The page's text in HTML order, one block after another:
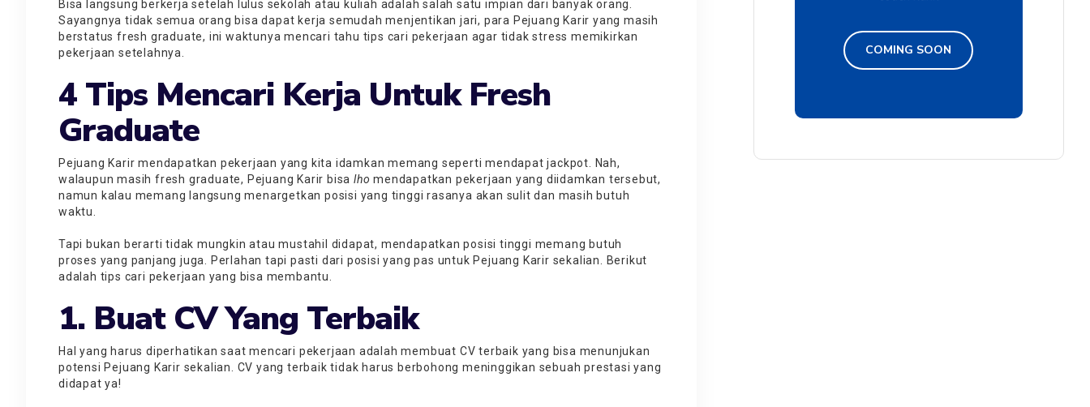
Bisa langsung berkerja setelah lulus sekolah atau kuliah adalah salah satu impian dari banyak orang.
Sayangnya tidak semua orang bisa dapat kerja semudah menjentikan jari, para Pejuang Karir yang masih
berstatus fresh graduate, ini waktunya mencari tahu tips cari pekerjaan agar tidak stress memikirkan
pekerjaan setelahnya.
4 Tips Mencari Kerja Untuk Fresh
Graduate
Pejuang Karir mendapatkan pekerjaan yang kita idamkan memang seperti mendapat jackpot. Nah,
walaupun masih fresh graduate, Pejuang Karir bisa lho mendapatkan pekerjaan yang diidamkan tersebut,
namun kalau memang langsung menargetkan posisi yang tinggi rasanya akan sulit dan masih butuh
waktu.
Tapi bukan berarti tidak mungkin atau mustahil didapat, mendapatkan posisi tinggi memang butuh
proses yang panjang juga. Perlahan tapi pasti dari posisi yang pas untuk Pejuang Karir sekalian. Berikut
adalah tips cari pekerjaan yang bisa membantu.
1. Buat CV Yang Terbaik
Hal yang harus diperhatikan saat mencari pekerjaan adalah membuat CV terbaik yang bisa menunjukan
potensi Pejuang Karir sekalian. CV yang terbaik tidak harus berbohong meninggikan sebuah prestasi yang
didapat ya!
COMING SOON